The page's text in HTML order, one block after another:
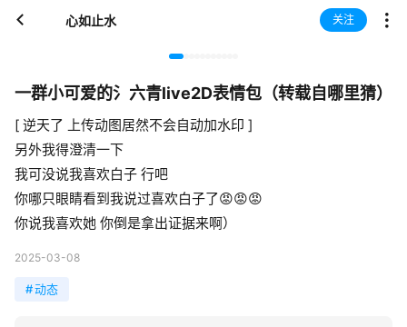
心如止水ᅟᅟᅟᅟᅟᅟ 关注
一群小可爱的氵六青live2D表情包（转载自哪里猜）
[ 逆天了 上传动图居然不会自动加水印 ]
另外我得澄清一下
我可没说我喜欢白子 行吧
你哪只眼睛看到我说过喜欢白子了😡😡😡
你说我喜欢她 你倒是拿出证据来啊）
2025-03-08
#动态